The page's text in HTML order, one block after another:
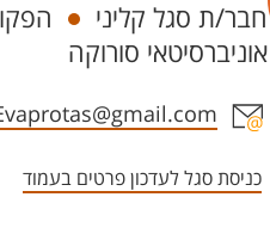
יחידות
חבר/ת סגל קליני
אוניברסיטאי סורוקה
אזור צור קשר עם איש
כניסת סגל לעדכון פרטים בעמוד